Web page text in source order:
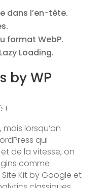
dans l’en-tête.
format WebP.
Loading.
by WP
!
lorsqu’on
qui
de la vitesse, on
comme
Kit by Google et